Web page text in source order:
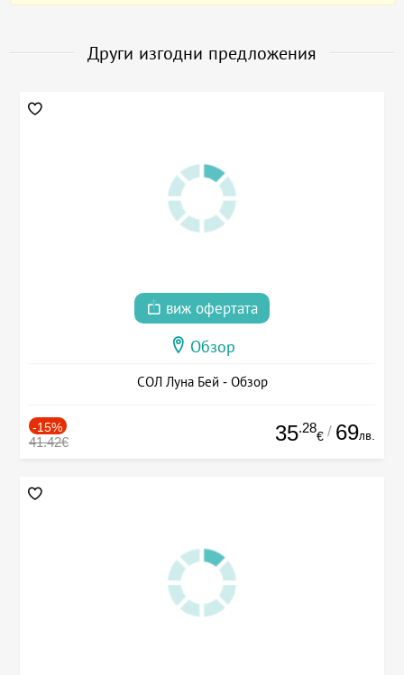
Други изгодни предложения
виж офертата
Обзор
СОЛ Луна Бей - Обзор
-15%
41.42€ 35.28
€ / 69лв.